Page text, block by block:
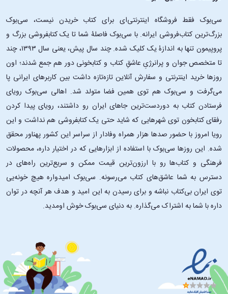
سی‌بوک فقط فروشگاه اینترنتی‌ای برای کتاب خریدن نیست، سی‌بوک
بزرگ‌ترین کتاب‌فروشی ایرانه. با سی‌بوک فاصلۀ شما تا یک کتابفروشی بزرگ و
پروپیمون تنها به اندازۀ یک کلیک شده. چند سال پیش، یعنی سال ۱۳۹۳، چند
تا متخصص جوان و پرانرژیِ عاشقِ کتاب و کتابخونی دور هم جمع شدند؛ اون‌
روزها خرید اینترنتی و سفارش آنلاین تازه‌تازه داشت بین کاربرهای ایرانی پا
می‌گرفت و سی‌بوک هم توی همین فضا متولد شد. اهالی سی‌بوک رویای
فرستادن کتاب به دوردست‌ترین جاهای ایران رو داشتند، رویای پیدا کردن
رفقای کتابخون توی شهرهایی که شاید حتی یک کتابفروشی هم نداشت و این
رویا امروز با حضور صدها هزار همراه وفادار از سراسر این کشور پهناور محقق
شده. این ‌روزها سی‌بوک با استفاده از ابزارهایی که در اختیار داره، محصولات
فرهنگی و کتاب‌ها رو با ارزون‌ترین قیمت ممکن و سریع‌ترین راه‌های در
دسترس به شما عاشق‌های کتاب می‌رسونه. سی‌بوک امیدواره هیچ خونه‌یی
توی ایران بی‌کتاب نباشه و برای رسیدن به این امید و هدف هر آنچه در توان
داره با شما به اشتراک می‌گذاره. به دنیای سی‌بوک خوش اومدید.